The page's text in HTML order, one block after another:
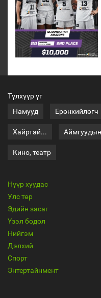
Түлхүүр үг
Намууд
Ерөнхийлөгч
Хайртай...
Кино, театр
Нүүр хуудас
Улс төр
Эдийн засаг
Үзэл бодол
Нийгэм
Дэлхий
Спорт
Энтертайнмент